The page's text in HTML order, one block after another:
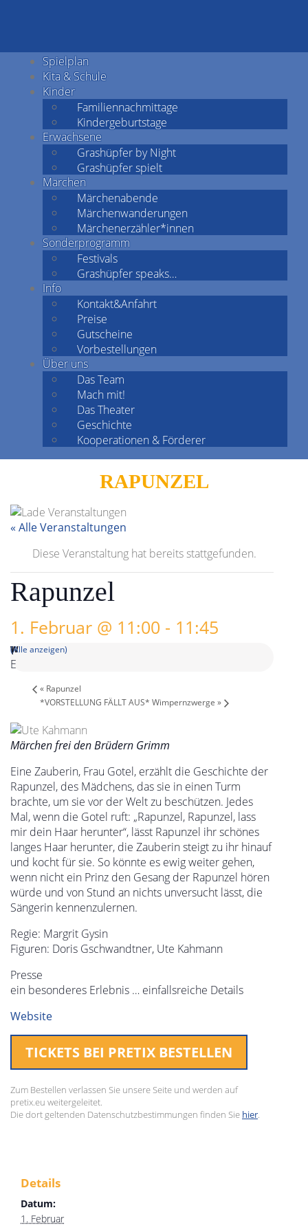
Spielplan
Kita & Schule
Kinder
Familiennachmittage
Kindergeburtstage
Erwachsene
Grashüpfer by Night
Grashüpfer spielt
Märchen
Märchenabende
Märchenwanderungen
Märchenerzähler*innen
Sonderprogramm
Festivals
Grashüpfer speaks…
Info
Kontakt&Anfahrt
Preise
Gutscheine
Vorbestellungen
Über uns
Das Team
Mach mit!
Das Theater
Geschichte
Kooperationen & Förderer
RAPUNZEL
« Alle Veranstaltungen
Diese Veranstaltung hat bereits stattgefunden.
Rapunzel
1. Februar @ 11:00 - 11:45
(Alle anzeigen)
« Rapunzel
*VORSTELLUNG FÄLLT AUS* Wimpernzwerge »
Märchen frei den Brüdern Grimm
Eine Zauberin, Frau Gotel, erzählt die Geschichte der
Rapunzel, des Mädchens, das sie in einen Turm
brachte, um sie vor der Welt zu beschützen. Jedes
Mal, wenn die Gotel ruft: „Rapunzel, Rapunzel, lass
mir dein Haar herunter“, lässt Rapunzel ihr schönes
langes Haar herunter, die Zauberin steigt zu ihr hinauf
und kocht für sie. So könnte es ewig weiter gehen,
wenn nicht ein Prinz den Gesang der Rapunzel hören
würde und von Stund an nichts unversucht lässt, die
Sängerin kennenzulernen.
Regie: Margrit Gysin
Figuren: Doris Gschwandtner, Ute Kahmann
Presse
ein besonderes Erlebnis … einfallsreiche Details
Website
TICKETS BEI PRETIX BESTELLEN
Zum Bestellen verlassen Sie unsere Seite und werden auf
pretix.eu weitergeleitet.
Die dort geltenden Datenschutzbestimmungen finden Sie hier
Details
Datum:
1. Februar